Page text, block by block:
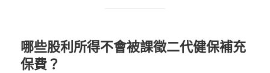
哪些股利所得不會被課徵二代健保補充
保費？